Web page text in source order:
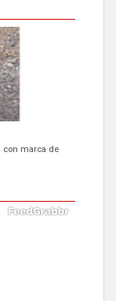
de la zona los